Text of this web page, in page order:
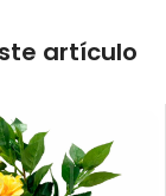
artículo